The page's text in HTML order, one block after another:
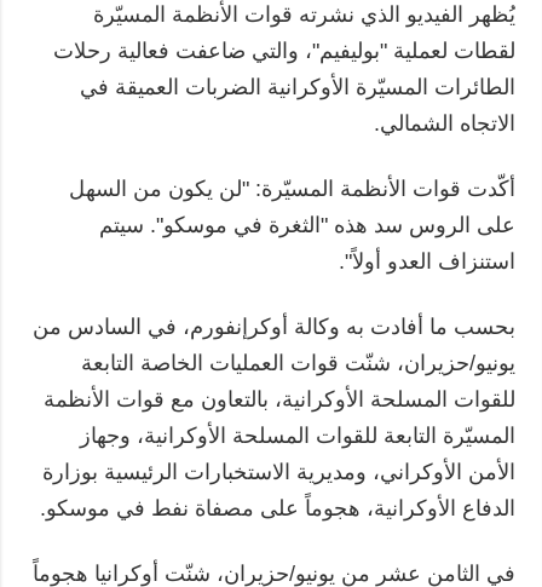
يُظهر الفيديو الذي نشرته قوات الأنظمة المسيّرة
لقطات لعملية "بوليفيم"، والتي ضاعفت فعالية رحلات
الطائرات المسيّرة الأوكرانية الضربات العميقة في
الاتجاه الشمالي.
أكّدت قوات الأنظمة المسيّرة: "لن يكون من السهل
على الروس سد هذه "الثغرة في موسكو". سيتم
استنزاف العدو أولاً".
بحسب ما أفادت به وكالة أوكرإنفورم، في السادس من
يونيو/حزيران، شنّت قوات العمليات الخاصة التابعة
للقوات المسلحة الأوكرانية، بالتعاون مع قوات الأنظمة
المسيّرة التابعة للقوات المسلحة الأوكرانية، وجهاز
الأمن الأوكراني، ومديرية الاستخبارات الرئيسية بوزارة
الدفاع الأوكرانية، هجوماً على مصفاة نفط في موسكو.
في الثامن عشر من يونيو/حزيران، شنّت أوكرانيا هجوماً